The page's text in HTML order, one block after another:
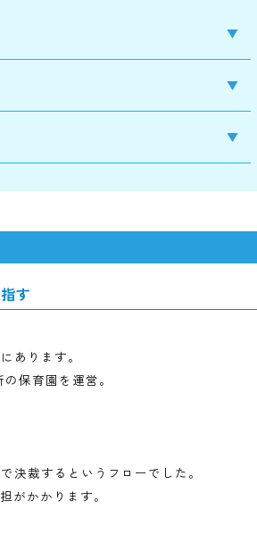
あり、同法人が運営する保育園の
化を目指す
ます。